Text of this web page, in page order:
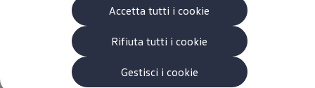
Accetta tutti i cookie
Rifiuta tutti i cookie
Gestisci i cookie
5 Plus
Usato Certificato
Garanzia Usato
Assicurazioni
Clienti Business
Gamma, promozioni e servizi
destinazione prima della
partenza